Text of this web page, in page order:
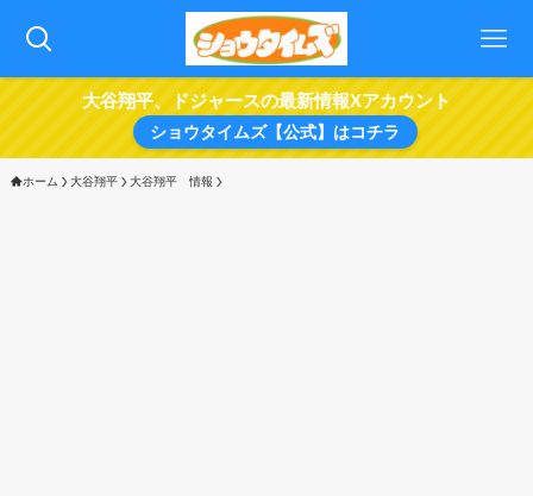
大谷翔平、ドジャースの最新情報Xアカウント
ショウタイムズ【公式】はコチラ
ホーム 大谷翔平 大谷翔平 情報